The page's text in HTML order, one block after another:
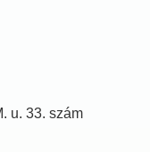
u. 33. szám